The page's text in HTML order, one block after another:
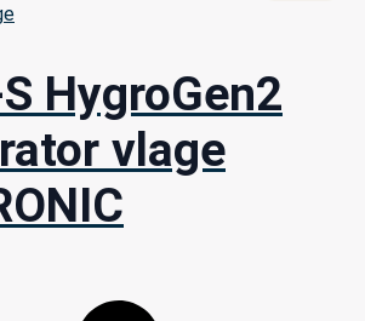
HygroGen2
vlage